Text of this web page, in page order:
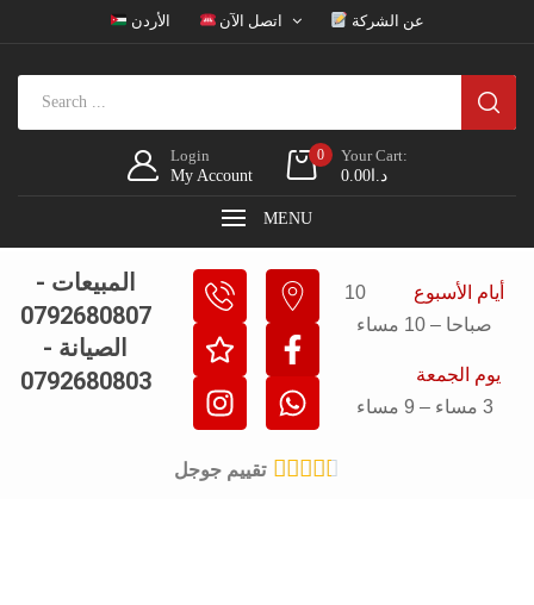
الأردن اتصل الآن عن الشركة
Login
My Account
0
Your Cart:
د.ا0.00
MENU
المبيعات -
0792680807
الصيانة -
0792680803
تقييم جوجل 
أيام الأسبوع
10
صباحا – 10 مساء
يوم الجمعة
3 مساء – 9 مساء